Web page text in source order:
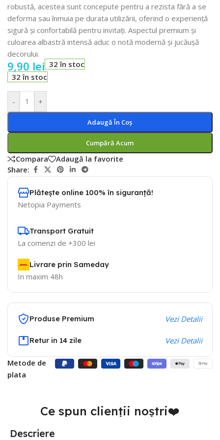
robustă, acestea sunt concepute pentru a rezista fără a se
deforma sau înmuia pe durata utilizării, oferind o experiență
sigură și confortabilă pentru invitați. Aspectul premium și
culoarea albastră intensă aduc o notă modernă și jucăușă
decorului.
9,90 lei 32 în stoc
32 în stoc
- +
Adaugă În Coș
Cumpără Acum
Compara
Adaugă la favorite
Share:
Plătește online 100% în siguranță!
Netopia Payments
Transport Gratuit
La comenzi de +300 lei
Livrare prin Sameday
In maxim 48h
Produse Premium Vezi Detalii
Retur in 14 zile Vezi Detalii
Metode de
plata
Ce spun clienții noștri❤️
Descriere